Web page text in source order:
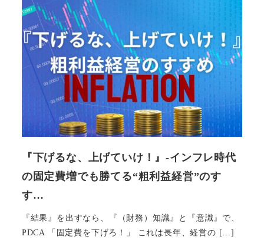
『下げるな、上げていけ！』-インフレ時代
の固定費増でも勝てる“粗利益経営”のす
す…
『結果』を出すなら、『（財務）知識』と『意識』で、
PDCA 「固定費を下げろ！」 これは長年、経営の […]